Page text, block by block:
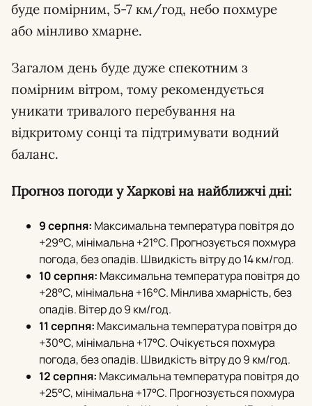
буде помірним, 5-7 км/год, небо похмуре
або мінливо хмарне.
Загалом день буде дуже спекотним з
помірним вітром, тому рекомендується
уникати тривалого перебування на
відкритому сонці та підтримувати водний
баланс.
Прогноз погоди у Харкові на найближчі дні:
9 серпня: Максимальна температура повітря до
+29°С, мінімальна +21°С. Прогнозується похмура
погода, без опадів. Швидкість вітру до 14 км/год.
10 серпня: Максимальна температура повітря до
+28°С, мінімальна +16°С. Мінлива хмарність, без
опадів. Вітер до 9 км/год.
11 серпня: Максимальна температура повітря до
+30°С, мінімальна +17°С. Очікується похмура
погода, без опадів. Швидкість вітру до 9 км/год.
12 серпня: Максимальна температура повітря до
+25°С, мінімальна +17°С. Прогнозується похмура